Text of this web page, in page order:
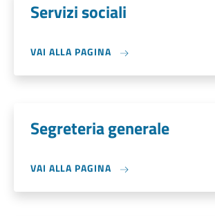
Servizi sociali
VAI ALLA PAGINA
Segreteria generale
VAI ALLA PAGINA